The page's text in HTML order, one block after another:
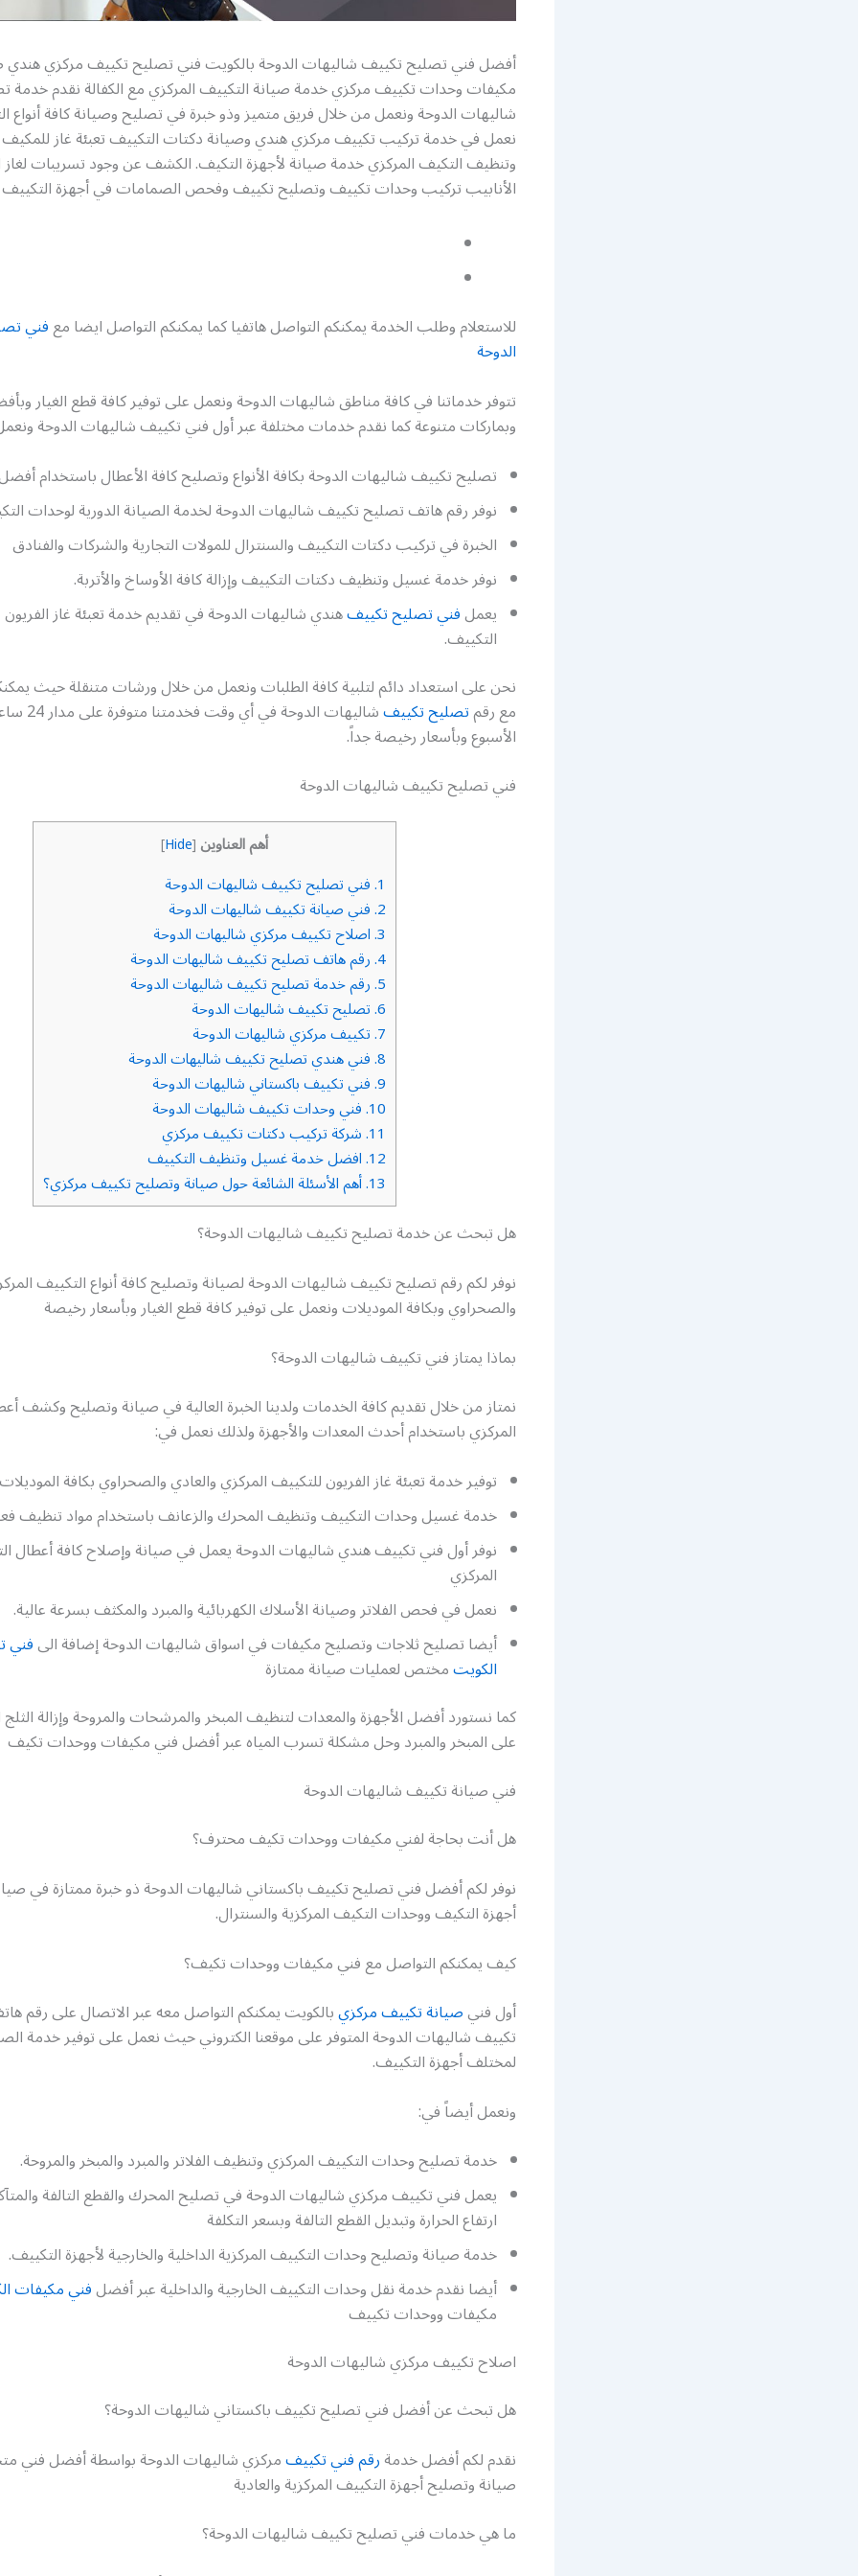
أفضل فني تصليح تكييف شاليهات الدوحة بالكويت فني تصليح تكييف مركزي هندي
مكيفات وحدات تكييف مركزي خدمة صيانة التكييف المركزي مع الكفالة نقدم خدمة
شاليهات الدوحة ونعمل من خلال فريق متميز وذو خبرة في تصليح وصيانة كافة أنواع
نعمل في خدمة تركيب تكييف مركزي هندي وصيانة دكتات التكييف تعبئة غاز
وتنظيف التكيف المركزي خدمة صيانة لأجهزة التكيف. الكشف عن وجود تسريبات
الأنابيب تركيب وحدات تكييف وتصليح تكييف وفحص الصمامات في أجهزة التكييف
للاستعلام وطلب الخدمة يمكنكم التواصل هاتفيا كما يمكنكم التواصل ايضا معفني
الدوحة
تتوفر خدماتنا في كافة مناطق شاليهات الدوحة ونعمل على توفير كافة قطع الغيار
وبماركات متنوعة كما نقدم خدمات مختلفة عبر أول فني تكييف شاليهات الدوحة
تصليح تكييف شاليهات الدوحة بكافة الأنواع وتصليح كافة الأعطال باستخدام
نوفر رقم هاتف تصليح تكييف شاليهات الدوحة لخدمة الصيانة الدورية لوحدات
الخبرة في تركيب دكتات التكييف والسنترال للمولات التجارية والشركات والفنادق
نوفر خدمة غسيل وتنظيف دكتات التكييف وإزالة كافة الأوساخ والأتربة.
يعملفني تصليح تكييفهندي شاليهات الدوحة في تقديم خدمة تعبئة غاز الفريون
التكييف.
نحن على استعداد دائم لتلبية كافة الطلبات ونعمل من خلال ورشات متنقلة حيث
مع رقمتصليح تكييف شاليهات
الأسبوع وبأسعار رخيصة جداً.
فني تصليح تكييف شاليهات الدوحة
أهم العناوين [
Hide
]
1. فني تصليح تكييف شاليهات الدوحة
2. فني صيانة تكييف شاليهات الدوحة
3. اصلاح تكييف مركزي شاليهات الدوحة
4. رقم هاتف تصليح تكييف شاليهات الدوحة
5. رقم خدمة تصليح تكييف شاليهات الدوحة
6. تصليح تكييف شاليهات الدوحة
7. تكييف مركزي شاليهات الدوحة
8. فني هندي تصليح تكييف شاليهات الدوحة
9. فني تكييف باكستاني شاليهات الدوحة
10. فني وحدات تكييف شاليهات الدوحة
11. شركة تركيب دكتات تكييف مركزي
12. افضل خدمة غسيل وتنظيف التكييف
13. أهم الأسئلة الشائعة حول صيانة وتصليح تكييف مركزي؟
هل تبحث عن خدمة تصليح تكييف شاليهات الدوحة؟
نوفر لكم رقم تصليح تكييف شاليهات الدوحة لصيانة وتصليح كافة أنواع التكييف
والصحراوي وبكافة الموديلات ونعمل على توفير كافة قطع الغيار وبأسعار رخيصة
بماذا يمتاز فني تكييف شاليهات الدوحة؟
نمتاز من خلال تقديم كافة الخدمات ولدينا الخبرة العالية في صيانة وتصليح وكشف
المركزي باستخدام أحدث المعدات والأجهزة ولذلك نعمل في:
توفير خدمة تعبئة غاز الفريون للتكييف المركزي والعادي والصحراوي بكافة
خدمة غسيل وحدات التكييف وتنظيف المحرك والزعانف باستخدام مواد تنظيف
نوفر أول فني تكييف هندي شاليهات الدوحة يعمل في صيانة وإصلاح كافة أعطال
المركزي
نعمل في فحص الفلاتر وصيانة الأسلاك الكهربائية والمبرد والمكثف بسرعة عالية.
أيضا تصليح ثلاجات وتصليح مكيفات في اسواق شاليهات الدوحة إضافة الىفني
الكويتمختص لعمليات صيانة ممتازة
كما نستورد أفضل الأجهزة والمعدات لتنظيف المبخر والمرشحات والمروحة وإزالة
على المبخر والمبرد وحل مشكلة تسرب المياه عبر أفضل فني مكيفات ووحدات تكيف
فني صيانة تكييف شاليهات الدوحة
هل أنت بحاجة لفني مكيفات ووحدات تكيف محترف؟
نوفر لكم أفضل فني تصليح تكييف باكستاني شاليهات الدوحة ذو خبرة ممتازة في
أجهزة التكيف ووحدات التكيف المركزية والسنترال.
كيف يمكنكم التواصل مع فني مكيفات ووحدات تكيف؟
أول فنيصيانة تكييف مركزيبالكويت يمكنكم التواصل معه عبر الاتصال على رقم
تكييف شاليهات الدوحة المتوفر على موقعنا الكتروني حيث نعمل على توفير خدمة
لمختلف أجهزة التكييف.
ونعمل أيضاً في:
خدمة تصليح وحدات التكييف المركزي وتنظيف الفلاتر والمبرد والمبخر والمروحة.
يعمل فني تكييف مركزي شاليهات الدوحة في تصليح المحرك والقطع التالفة
ارتفاع الحرارة وتبديل القطع التالفة وبسعر التكلفة
خدمة صيانة وتصليح وحدات التكييف المركزية الداخلية والخارجية لأجهزة التكييف.
أيضا نقدم خدمة نقل وحدات التكييف الخارجية والداخلية عبر أفضلفني مكيفات
مكيفات ووحدات تكييف
اصلاح تكييف مركزي شاليهات الدوحة
هل تبحث عن أفضل فني تصليح تكييف باكستاني شاليهات الدوحة؟
نقدم لكم أفضل خدمةرقم فني تكييفمركزي شاليهات الدوحة بواسطة أفضل
صيانة وتصليح أجهزة التكييف المركزية والعادية
ما هي خدمات فني تصليح تكييف شاليهات الدوحة؟